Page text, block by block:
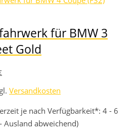
für BMW 3
Gold
Aktueller
ist:
671,04 €.
Versandkosten
je nach Verfügbarkeit*: 4 - 6
Ausland abweichend)